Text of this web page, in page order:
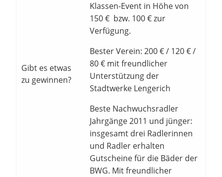
Gibt es etwas
zu gewinnen?
Klassen-Event in Höhe von
150 € bzw. 100 € zur
Verfügung.
Bester Verein: 200 € / 120 € /
80 € mit freundlicher
Unterstützung der
Stadtwerke Lengerich
Beste Nachwuchsradler
Jahrgänge 2011 und jünger:
insgesamt drei Radlerinnen
und Radler erhalten
Gutscheine für die Bäder der
BWG. Mit freundlicher